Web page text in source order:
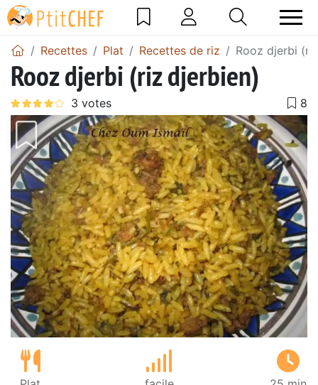
Recettes Plat Recettes de riz Rooz djerbi
Rooz djerbi (riz djerbien)